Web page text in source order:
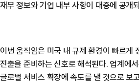
재무 정보와 기업 내부 사항이 대중에 공개
이번 움직임은 미국 내 규제 환경이 빠르게
진출을 준비하는 신호로 해석된다. 업계에
글로벌 서비스 확장에 속도를 낼 것으로 보